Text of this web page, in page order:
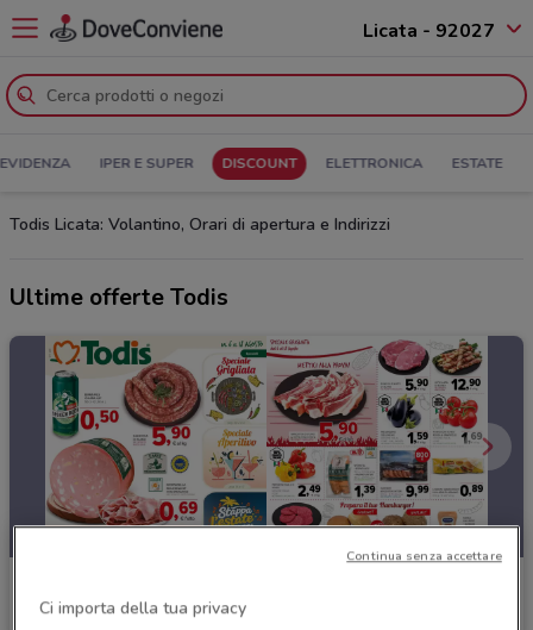
Licata - 92027
IPER E SUPER DISCOUNT ELETTRONICA ESTATE
Todis Licata: Volantino, Orari di apertura e Indirizzi
Ultime offerte Todis
Scade il 18/08
Ci importa della tua privacy
Continua senza accettare